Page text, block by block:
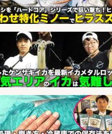
sponsored by 求人
さらに求人情報を見る